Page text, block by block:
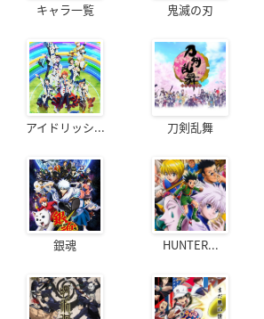
キャラ一覧 鬼滅の刃
アイドリッシ... 刀剣乱舞
銀魂 HUNTER...